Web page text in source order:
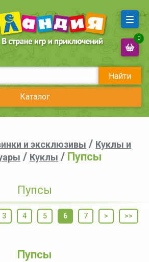
Найти
Каталог
0
и эксклюзивы / Куклы и
/ Куклы / Пупсы
Пупсы
3 4 5 6 7 > >>
Пупсы